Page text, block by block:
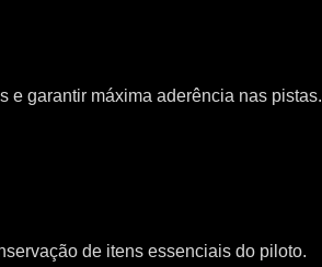
e garantir máxima aderência nas pistas.
de itens essenciais do piloto.